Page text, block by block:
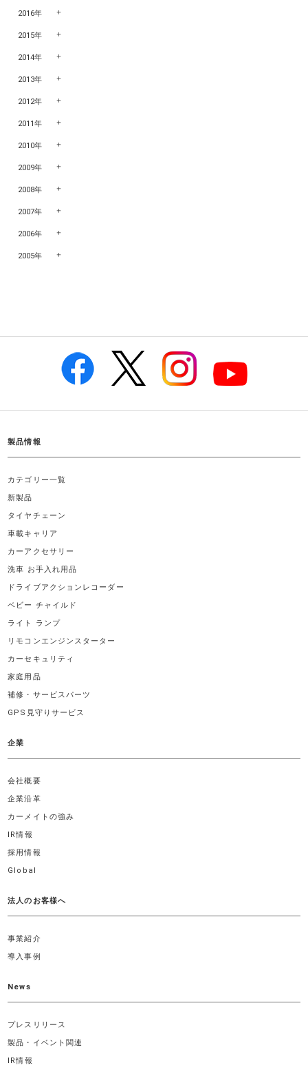
2016年
2015年
2014年
2013年
2012年
2011年
2010年
2009年
2008年
2007年
2006年
2005年
製品情報
カテゴリー一覧
新製品
タイヤチェーン
車載キャリア
カーアクセサリー
洗車 お手入れ用品
ドライブアクションレコーダー
ベビー チャイルド
ライト ランプ
リモコンエンジンスターター
カーセキュリティ
家庭用品
補修・サービスパーツ
GPS見守りサービス
企業
会社概要
企業沿革
カーメイトの強み
IR情報
採用情報
Global
法人のお客様へ
事業紹介
導入事例
News
プレスリリース
製品・イベント関連
IR情報